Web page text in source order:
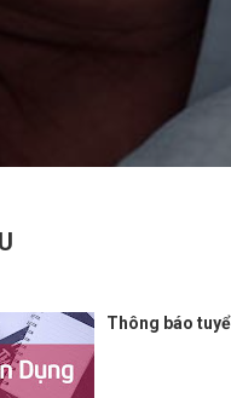
Thông báo